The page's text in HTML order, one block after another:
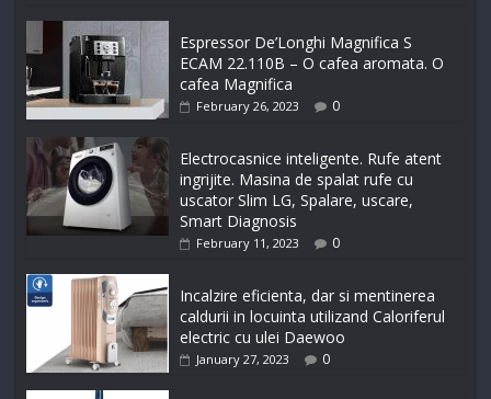
Espressor De’Longhi Magnifica S
ECAM 22.110B – O cafea aromata. O
cafea Magnifica
February 26, 2023 0
Electrocasnice inteligente. Rufe atent
ingrijite. Masina de spalat rufe cu
uscator Slim LG, Spalare, uscare,
Smart Diagnosis
February 11, 2023 0
Incalzire eficienta, dar si mentinerea
caldurii in locuinta utilizand Caloriferul
electric cu ulei Daewoo
January 27, 2023 0